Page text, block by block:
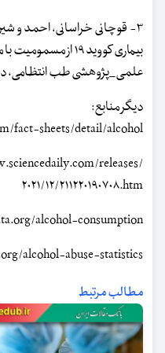
بیماری کووید ۱۹ از
علمی_پژوهشی طب انتظامی، دوره ۹،
دیگر منابع:
fact-sheets/detail/alcohol
releases/
۲۰۲۱/۱۲/۲۱۱۲۲۰۱۹۰۷۰۸.htm
alcohol-consumption
alcohol-abuse-statistics
مطالب مرتبط